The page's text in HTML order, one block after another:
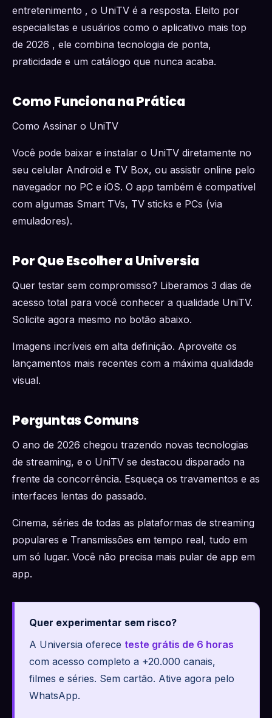
entretenimento , o UniTV é a resposta. Eleito por
especialistas e usuários como o aplicativo mais top
de 2026 , ele combina tecnologia de ponta,
praticidade e um catálogo que nunca acaba.
Como Funciona na Prática
Como Assinar o UniTV
Você pode baixar e instalar o UniTV diretamente no
seu celular Android e TV Box, ou assistir online pelo
navegador no PC e iOS. O app também é compatível
com algumas Smart TVs, TV sticks e PCs (via
emuladores).
Por Que Escolher a Universia
Quer testar sem compromisso? Liberamos 3 dias de
acesso total para você conhecer a qualidade UniTV.
Solicite agora mesmo no botão abaixo.
Imagens incríveis em alta definição. Aproveite os
lançamentos mais recentes com a máxima qualidade
visual.
Perguntas Comuns
O ano de 2026 chegou trazendo novas tecnologias
de streaming, e o UniTV se destacou disparado na
frente da concorrência. Esqueça os travamentos e as
interfaces lentas do passado.
Cinema, séries de todas as plataformas de streaming
populares e Transmissões em tempo real, tudo em
um só lugar. Você não precisa mais pular de app em
app.
Quer experimentar sem risco?
A Universia oferece teste grátis de 6 horas
com acesso completo a +20.000 canais,
filmes e séries. Sem cartão. Ative agora pelo
WhatsApp.